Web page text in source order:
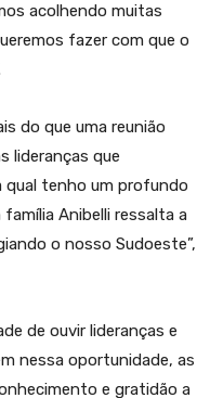
acolhendo muitas
fazer com que o
do que uma reunião
lideranças que
qual tenho um profundo
Anibelli ressalta a
o nosso Sudoeste”,
de ouvir lideranças e
nessa oportunidade, as
e gratidão a